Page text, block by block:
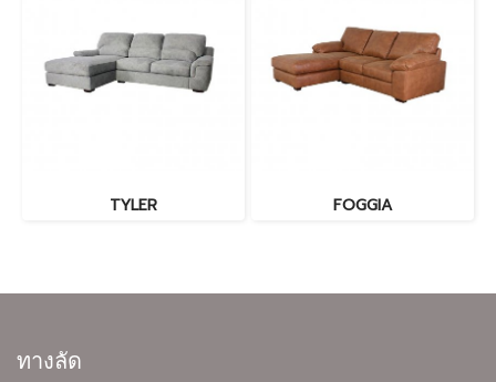
TYLER FOGGIA
ทางลัด